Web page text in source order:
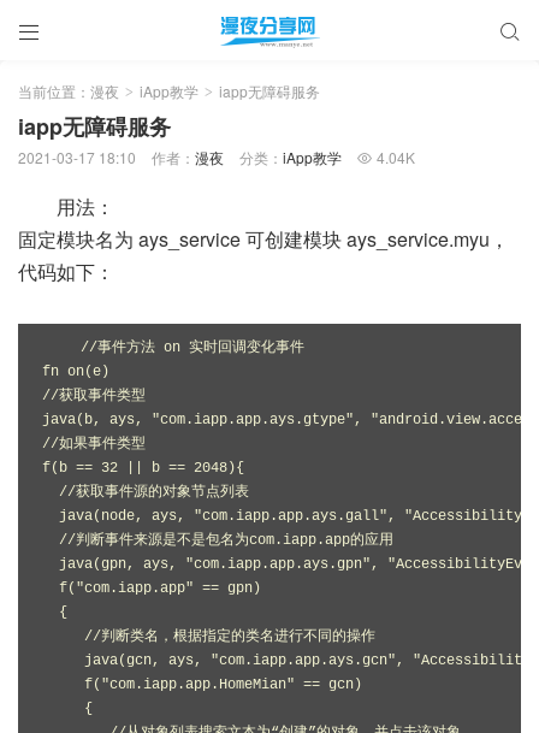
 
当前位置： 漫夜 > iApp教学 > iapp无障碍服务
iapp无障碍服务
2021-03-17 18:10 作者： 漫夜 分类： iApp教学  4.04K
用法：
固定模块名为 ays_service 可创建模块 ays_service.myu，
代码如下：
//事件方法 on 实时回调变化事件
fn on(e)
//获取事件类型
java(b, ays, "com.iapp.app.ays.gtype",
//如果事件类型
f(b == 32 || b == 2048){
  //获取事件源的对象节点列表
java(node, ays, "com.iapp.app.ays.gall",
  //判断事件来源是不是包名为com.iapp.app的应用
java(gpn, ays, "com.iapp.app.ays.gpn",
  f("com.iapp.app" == gpn)
  {
     //判断类名，根据指定的类名进行不同的操作
java(gcn, ays, "com.iapp.app.ays.gcn",
     f("com.iapp.app.HomeMian" == gcn)
     {